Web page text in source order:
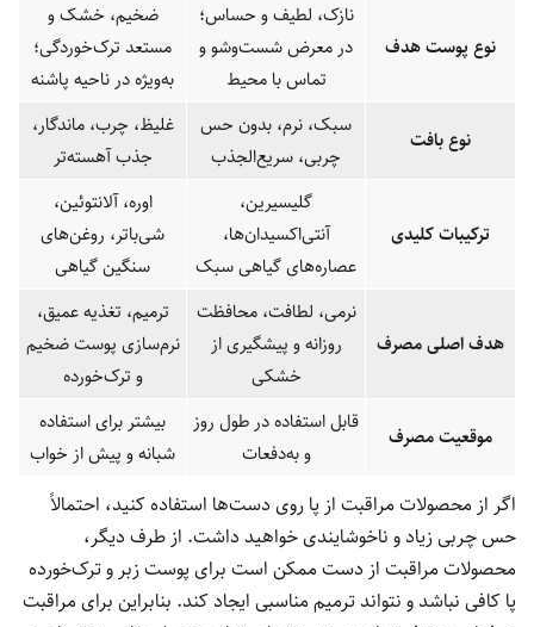
نوع پوست هدف
نازک، لطیف و حساس؛
در معرض شست‌وشو و
تماس با محیط
ضخیم، خشک و
مستعد ترک‌خوردگی؛
به‌ویژه در ناحیه پاشنه
نوع بافت
سبک، نرم، بدون حس
چربی، سریع‌الجذب
غلیظ، چرب، ماندگار،
جذب آهسته‌تر
ترکیبات کلیدی
گلیسیرین،
آنتی‌اکسیدان‌ها،
عصاره‌های گیاهی سبک
اوره، آلانتوئین،
شی‌باتر، روغن‌های
سنگین گیاهی
هدف اصلی مصرف
نرمی، لطافت، محافظت
روزانه و پیشگیری از
خشکی
ترمیم، تغذیه عمیق،
نرم‌سازی پوست ضخیم
و ترک‌خورده
موقعیت مصرف
قابل استفاده در طول روز
و به‌دفعات
بیشتر برای استفاده
شبانه و پیش از خواب
اگر از محصولات مراقبت از پا روی دست‌ها استفاده کنید، احتمالاً
حس چربی زیاد و ناخوشایندی خواهید داشت. از طرف دیگر،
محصولات مراقبت از دست ممکن است برای پوست زبر و ترک‌خورده
پا کافی نباشد و نتواند ترمیم مناسبی ایجاد کند. بنابراین برای مراقبت